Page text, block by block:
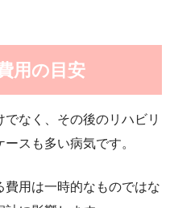
用の目安
なく、その後のリハビリ
スも多い病気です。
用は一時的なものではな